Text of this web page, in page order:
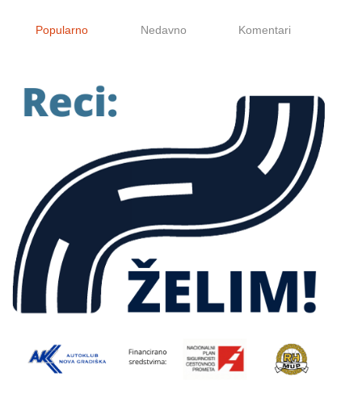
Popularno Nedavno Komentari